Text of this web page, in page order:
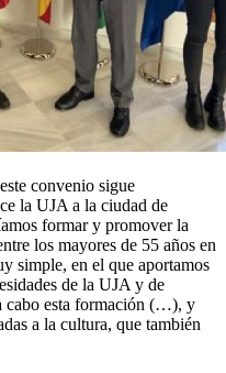
convenio sigue
la UJA a la ciudad de
formar y promover la
los mayores de 55 años en
simple, en el que aportamos
de la UJA y de
cabo esta formación (…), y
a la cultura, que también